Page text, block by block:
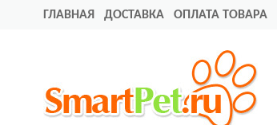
ГЛАВНАЯ ДОСТАВКА ОПЛАТА ТОВАРА